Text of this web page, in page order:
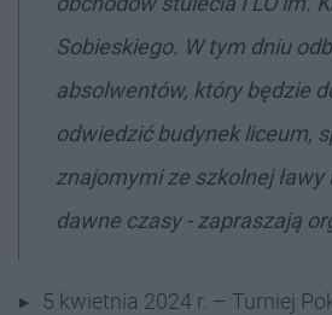
Sobieskiego. W tym dniu
absolwentów, który będzie
odwiedzić budynek liceum,
znajomymi ze szkolnej
dawne czasy - zapraszają
5 kwietnia 2024 r. – Turniej